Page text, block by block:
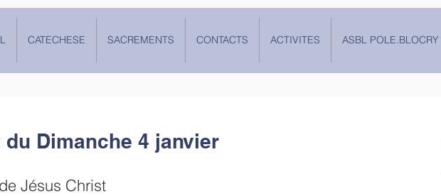
CATECHESE SACREMENTS CONTACTS ACTIVITES ASBL POLE.BLOCRY
du Dimanche 4 janvier
Jésus Christ